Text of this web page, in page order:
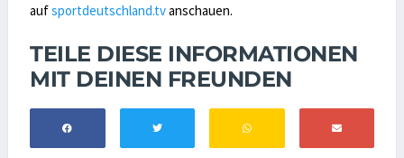
aufsportdeutschland.tvanschauen.
TEILE DIESE INFORMATIONEN
MIT DEINEN FREUNDEN